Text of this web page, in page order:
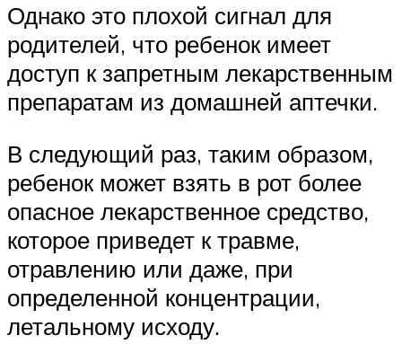
Однако это плохой сигнал для
родителей, что ребенок имеет
доступ к запретным лекарственным
препаратам из домашней аптечки.
В следующий раз, таким образом,
ребенок может взять в рот более
опасное лекарственное средство,
которое приведет к травме,
отравлению или даже, при
определенной концентрации,
летальному исходу.